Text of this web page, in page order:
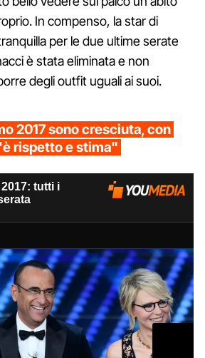
In compenso, la star di
per le due ultime serate
è stata eliminata e non
degli outfit uguali ai suoi.
2017 sono cresciuta, con
rispetto e stima"